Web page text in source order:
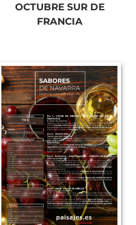
OCTUBRE SUR DE
FRANCIA